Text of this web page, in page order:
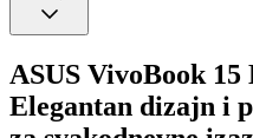
ASUS VivoBook 15
Elegantan dizajn i